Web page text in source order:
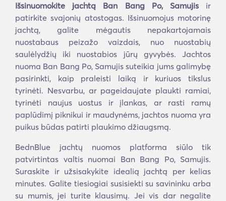
Išsinuomokite jachtą Ban Bang Po, Samujisir
patirkite svajonių atostogas. Išsinuomojus motorinę
jachtą, galite mėgautis nepakartojamais
nuostabaus peizažo vaizdais, nuo nuostabių
saulėlydžių iki nuostabios jūrų gyvybės. Jachtos
nuoma Ban Bang Po, Samujis suteikia jums galimybę
pasirinkti, kaip praleisti laiką ir kuriuos tikslus
tyrinėti. Nesvarbu, ar pageidaujate plaukti ramiai,
tyrinėti naujus uostus ir įlankas, ar rasti ramų
paplūdimį piknikui ir maudynėms, jachtos nuoma yra
puikus būdas patirti plaukimo džiaugsmą.
BednBlue jachtų nuomos platforma siūlo tik
patvirtintas valtis nuomai Ban Bang Po, Samujis.
Suraskite ir užsisakykite idealią jachtą per kelias
minutes. Galite tiesiogiai susisiekti su savininku arba
su mumis, jei turite klausimų. Jei vis dar negalite